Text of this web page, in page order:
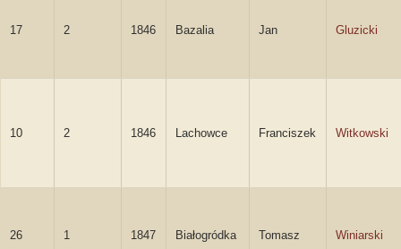
17 2 1846 Bazalia Jan Gluzicki
10 2 1846 Lachowce Franciszek Witkowski
26 1 1847 Białogródka Tomasz Winiarski